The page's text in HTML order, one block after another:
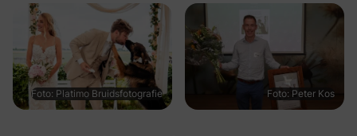
Foto: Platimo Bruidsfotografie Foto: Peter Kos